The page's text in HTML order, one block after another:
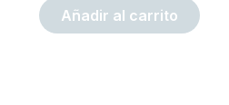
Añadir al carrito